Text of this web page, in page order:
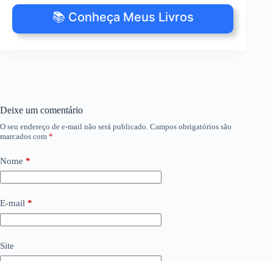
📚 Conheça Meus Livros
Deixe um comentário
O seu endereço de e-mail não será publicado. Campos obrigatórios são
marcados com *
Nome *
E-mail *
Site